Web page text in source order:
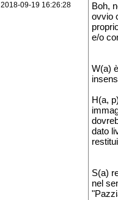
2018-09-19 16:26:28
Boh,
ovvio
e/o
W(a)
H(a,
dato
S(a)
nel